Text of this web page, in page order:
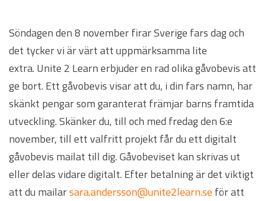
Söndagen den 8 november firar Sverige fars dag och
det tycker vi är värt att uppmärksamma lite
extra. Unite 2 Learn erbjuder en rad olika gåvobevis att
ge bort. Ett gåvobevis visar att du, i din fars namn, har
skänkt pengar som garanterat främjar barns framtida
utveckling. Skänker du, till och med fredag den 6:e
november, till ett valfritt projekt får du ett digitalt
gåvobevis mailat till dig. Gåvobeviset kan skrivas ut
eller delas vidare digitalt. Efter betalning är det viktigt
att du mailarsara.andersson@unite2learn.se för att